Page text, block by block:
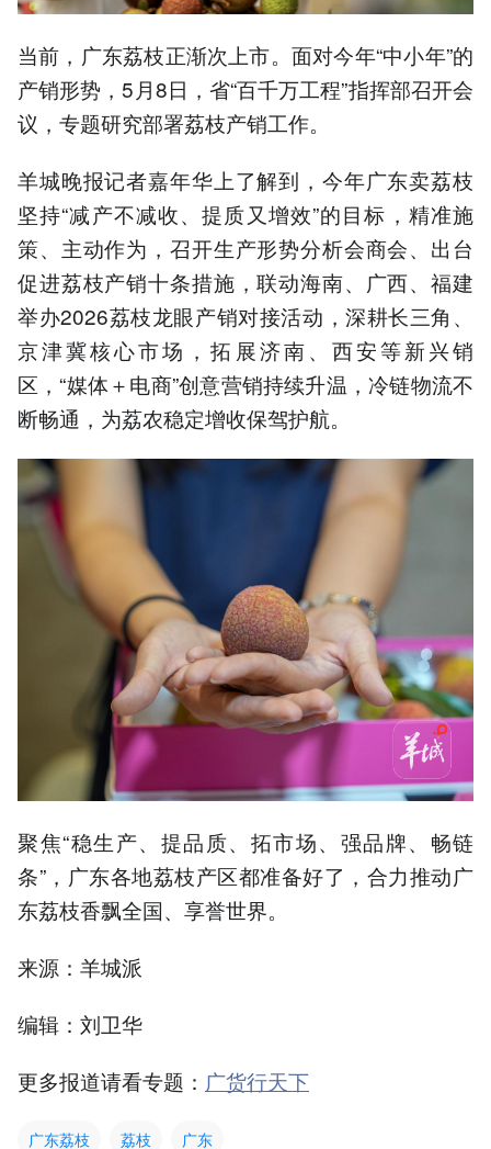
当前，广东荔枝正渐次上市。面对今年“中小年”的
产销形势，5月8日，省“百千万工程”指挥部召开会
议，专题研究部署荔枝产销工作。
羊城晚报记者嘉年华上了解到，今年广东卖荔枝
坚持“减产不减收、提质又增效”的目标，精准施
策、主动作为，召开生产形势分析会商会、出台
促进荔枝产销十条措施，联动海南、广西、福建
举办2026荔枝龙眼产销对接活动，深耕长三角、
京津冀核心市场，拓展济南、西安等新兴销
区，“媒体＋电商”创意营销持续升温，冷链物流不
断畅通，为荔农稳定增收保驾护航。
聚焦“稳生产、提品质、拓市场、强品牌、畅链
条”，广东各地荔枝产区都准备好了，合力推动广
东荔枝香飘全国、享誉世界。
来源：羊城派
编辑：刘卫华
更多报道请看专题： 广货行天下
广东荔枝 荔枝 广东